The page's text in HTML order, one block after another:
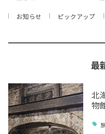
お知らせ ピックアップ
最
北
物